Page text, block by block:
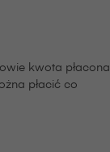
kwota płacona
płacić co